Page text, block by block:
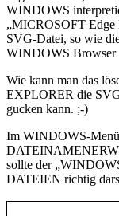
WINDOWS
„MICROSOFT Edge
SVG-Datei, so wie
WINDOWS Browser
Wie kann man das
EXPLORER die
gucken kann. ;-)
Im WINDOWS-
sollte der
DATEIEN richtig